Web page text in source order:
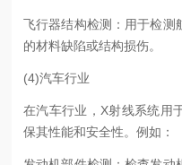
飞行器结构检测：用于检测
的材料缺陷或结构损伤。
(4)汽车行业
在汽车行业，X射线系统用
保其性能和安全性。例如：